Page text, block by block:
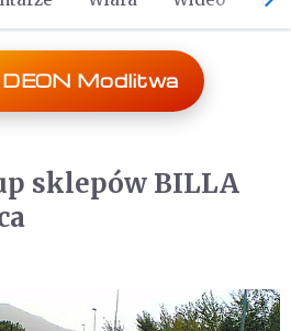
DEON Modlitwa
sklepów BILLA